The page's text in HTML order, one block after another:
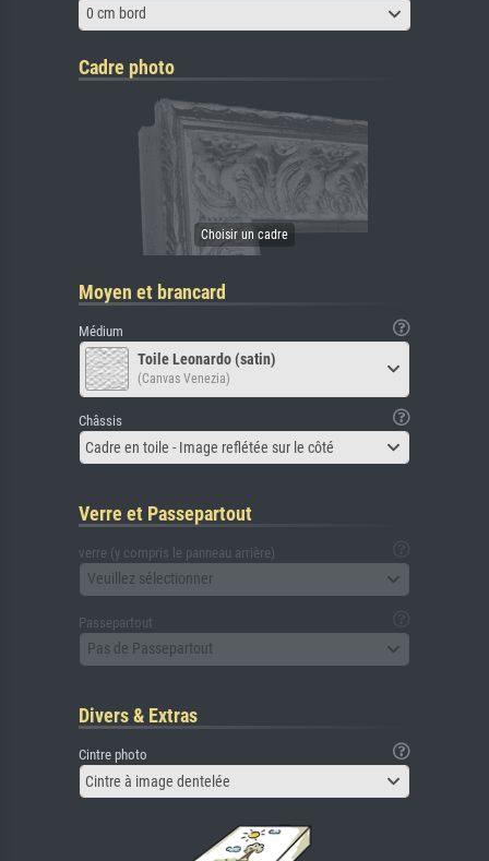
0 cm bord
Cadre photo
Moyen et brancard
Médium
Toile Leonardo (satin)
(Canvas Venezia)
Châssis
Cadre en toile - Image reflétée sur le côté
Verre et Passepartout
verre (y compris le panneau arrière)
Veuillez sélectionner
Passepartout
Pas de Passepartout
Divers & Extras
Cintre photo
Cintre à image dentelée